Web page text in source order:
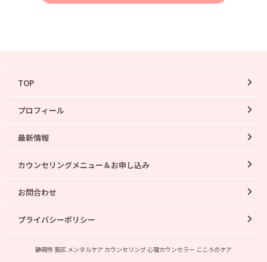
TOP
プロフィール
最新情報
カウンセリングメニュー＆お申し込み
お問合わせ
プライバシーポリシー
静岡市 葵区 メンタルケア カウンセリング 心理カウンセラー こころのケア